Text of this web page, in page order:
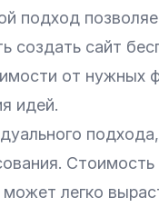
подход
создать сайт
от нужных
идей.
легко